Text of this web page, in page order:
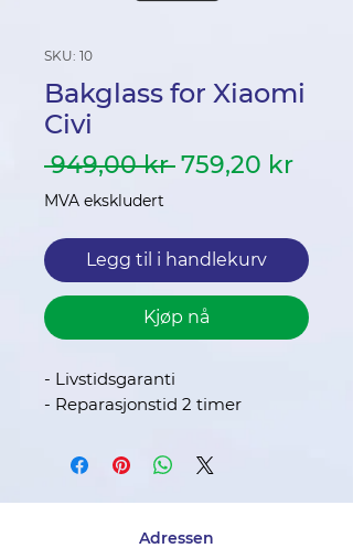
SKU: 10
Bakglass for Xiaomi
Civi
949,00 kr Vanlig
759,20 kr
MVA ekskludert
Legg til i handlekurv
Kjøp nå
- Livstidsgaranti
- Reparasjonstid 2 timer
Adressen